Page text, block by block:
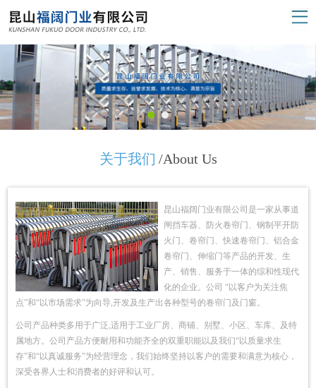
关于我们 /About Us
昆山福阔门业有限公司是一家从事道
闸挡车器、防火卷帘门、钢制平开防
火门、卷帘门、快速卷帘门、铝合金
卷帘门、伸缩门等产品的开发、生
产、销售、服务于一体的综和性现代
化的企业。公司 “以客户为关注焦
点”和“以市场需求”为向导,开发及生产出各种型号的卷帘门及门窗。
公司产品种类多用于广泛,适用于工业厂房、商铺、别墅、小区、车库、及特
属地方。公司产品方便耐用和功能齐全的双重职能以及我们“以质量求生
存”和“以真诚服务”为经营理念，我们始终坚持以客户的需要和满意为核心，
深受各界人士和消费者的好评和认可。